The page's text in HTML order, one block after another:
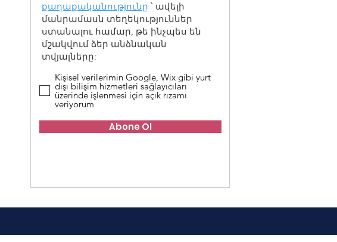
քաղաքականությունը ՝ ավելի
մանրամասն տեղեկություններ
ստանալու համար, թե ինչպես են
մշակվում ձեր անձնական
տվյալները:
Kişisel verilerimin Google, Wix gibi yurt
dışı bilişim hizmetleri sağlayıcıları
üzerinde işlenmesi için açık rızamı
veriyorum
Abone Ol